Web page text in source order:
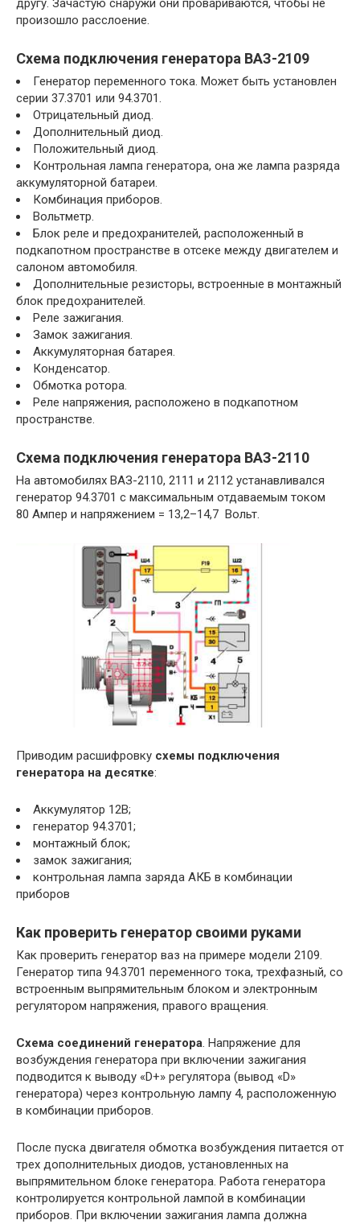
другу. Зачастую снаружи они провариваются, чтобы не
произошло расслоение.
Схема подключения генератора ВАЗ-2109
Генератор переменного тока. Может быть установлен
серии 37.3701 или 94.3701.
Отрицательный диод.
Дополнительный диод.
Положительный диод.
Контрольная лампа генератора, она же лампа разряда
аккумуляторной батареи.
Комбинация приборов.
Вольтметр.
Блок реле и предохранителей, расположенный в
подкапотном пространстве в отсеке между двигателем и
салоном автомобиля.
Дополнительные резисторы, встроенные в монтажный
блок предохранителей.
Реле зажигания.
Замок зажигания.
Аккумуляторная батарея.
Конденсатор.
Обмотка ротора.
Реле напряжения, расположено в подкапотном
пространстве.
Схема подключения генератора ВАЗ-2110
На автомобилях ВАЗ-2110, 2111 и 2112 устанавливался
генератор 94.3701 с максимальным отдаваемым током
80 Ампер и напряжением = 13,2–14,7 Вольт.
Приводим расшифровку схемы подключения
генератора на десятке:
Аккумулятор 12В;
генератор 94.3701;
монтажный блок;
замок зажигания;
контрольная лампа заряда АКБ в комбинации
приборов
Как проверить генератор своими руками
Как проверить генератор ваз на примере модели 2109.
Генератор типа 94.3701 переменного тока, трехфазный, со
встроенным выпрямительным блоком и электронным
регулятором напряжения, правого вращения.
Схема соединений генератора. Напряжение для
возбуждения генератора при включении зажигания
подводится к выводу «D+» регулятора (вывод «D»
генератора) через контрольную лампу 4, расположенную
в комбинации приборов.
После пуска двигателя обмотка возбуждения питается от
трех дополнительных диодов, установленных на
выпрямительном блоке генератора. Работа генератора
контролируется контрольной лампой в комбинации
приборов. При включении зажигания лампа должна